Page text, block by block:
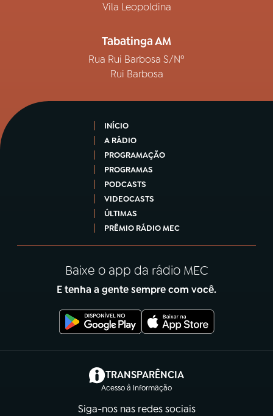
Vila Leopoldina
Tabatinga AM
Rua Rui Barbosa S/Nº
Rui Barbosa
INÍCIO
A RÁDIO
PROGRAMAÇÃO
PROGRAMAS
PODCASTS
VIDEOCASTS
ÚLTIMAS
PRÊMIO RÁDIO MEC
Baixe o app da rádio MEC
E tenha a gente sempre com você.
TRANSPARÊNCIA
Acesso à Informação
(abre em nova aba)
Siga-nos nas redes sociais